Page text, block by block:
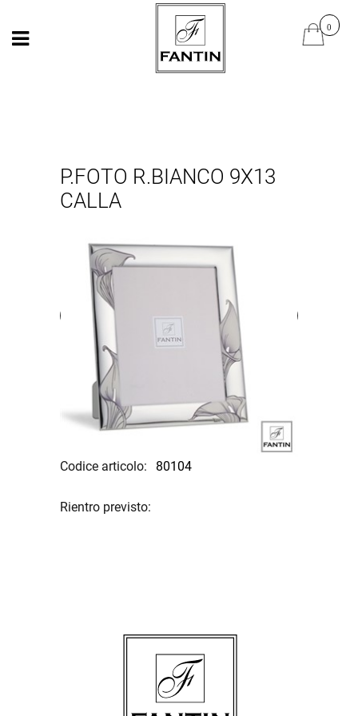
Open Open
P.FOTO R.BIANCO 9X13
CALLA
Codice articolo: 80104
Rientro previsto: